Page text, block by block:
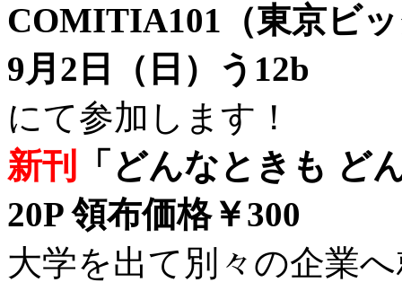
COMITIA101（東京ビ
9月2日（日）う12b
にて参加します！
新刊
「どんなときも ど
20P 領布価格￥300
大学を出て別々の企業